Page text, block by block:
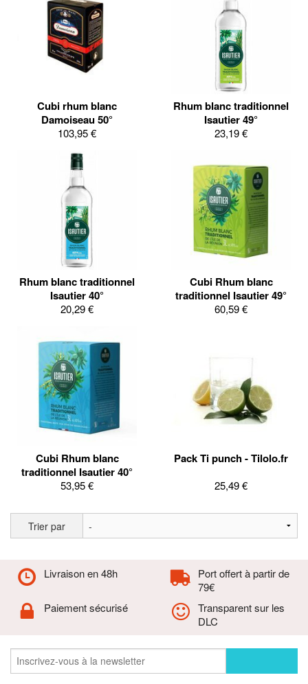
Cubi rhum blanc
Damoiseau 50°
103,95 €
Rhum blanc traditionnel
Isautier 49°
23,19 €
Rhum blanc traditionnel
Isautier 40°
20,29 €
Cubi Rhum blanc
traditionnel Isautier 49°
60,59 €
Cubi Rhum blanc
traditionnel Isautier 40°
53,95 €
Pack Ti punch - Tilolo.fr
25,49 €
Trier par
Livraison en 48h
Port offert à partir de
79€
Paiement sécurisé
Transparent sur les
DLC